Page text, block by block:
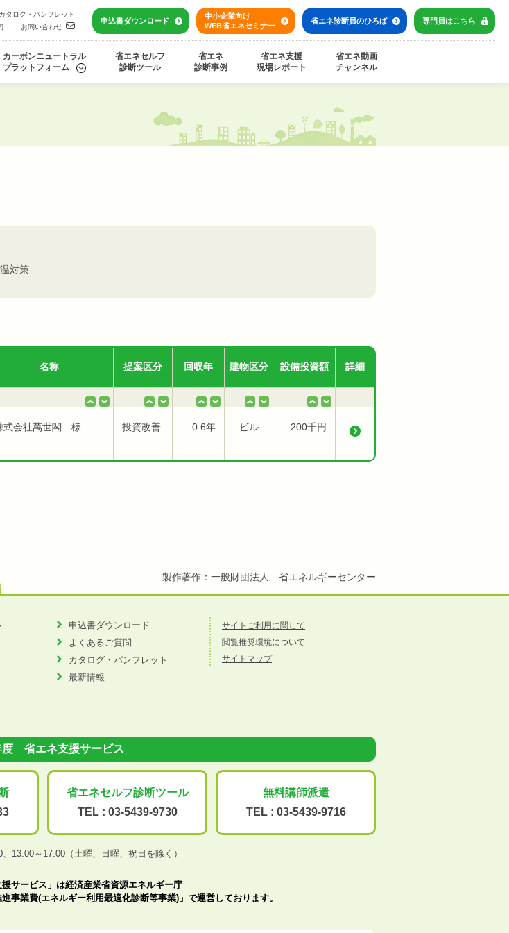
カタログ・パンフレット
お問い合わせ
申込書ダウンロード
中小企業向け
WEB省エネセミナー
省エネ診断員のひろば 専門員はこちら
カーボンニュートラル
プラットフォーム
省エネセルフ
診断ツール
省エネ
診断事例
省エネ支援
現場レポート
省エネ動画
チャンネル
対策
名称 提案区分 回収年 建物区分 設備投資額 詳細
式会社萬世閣 様 投資改善 0.6年 ビル 200千円
製作著作：一般財団法人 省エネルギーセンター
申込書ダウンロード
よくあるご質問
カタログ・パンフレット
最新情報
サイトご利用に関して
閲覧推奨環境について
サイトマップ
度 省エネ支援サービス
省エネセルフ診断ツール
TEL : 03-5439-9730
無料講師派遣
TEL : 03-5439-9716
13:00～17:00（土曜、日曜、祝日を除く）
サービス」は経済産業省資源エネルギー庁
事業費(エネルギー利用最適化診断等事業)」で運営しております。